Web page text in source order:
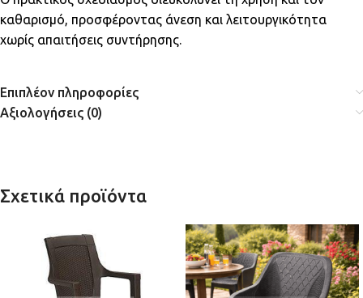
καθαρισμό, προσφέροντας άνεση και λειτουργικότητα
χωρίς απαιτήσεις συντήρησης.
Επιπλέον πληροφορίες
Αξιολογήσεις (0)
Σχετικά προϊόντα